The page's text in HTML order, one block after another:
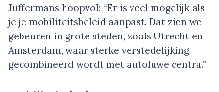
Juffermans hoopvol: “Er is veel mogelijk als
je je mobiliteitsbeleid aanpast. Dat zien we
gebeuren in grote steden, zoals Utrecht en
Amsterdam, waar sterke verstedelijking
gecombineerd wordt met autoluwe centra.”